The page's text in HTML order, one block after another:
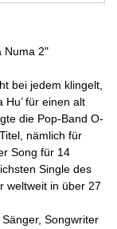
Numa 2"
bei jedem klingelt,
für einen alt
die Pop-Band O-
nämlich für
Song für 14
Single des
weltweit in über 27
Songwriter